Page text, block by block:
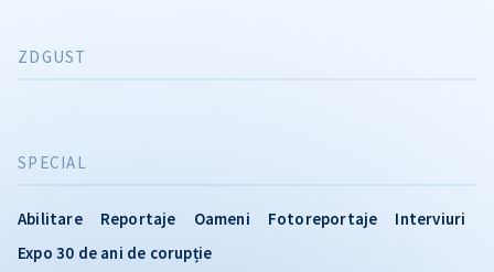
SPECIAL
Abilitare Reportaje Oameni Fotoreportaje
Interviuri
Expo 30 de ani de corupție
ZDGUST